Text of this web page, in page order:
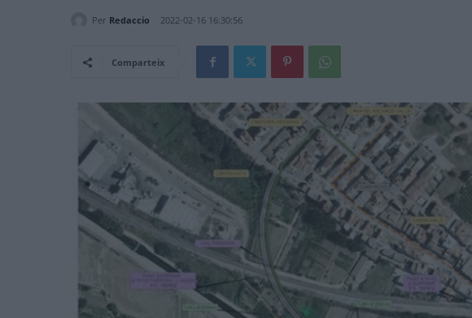
Per Redaccio 2022-02-16 16:30:56
Comparteix